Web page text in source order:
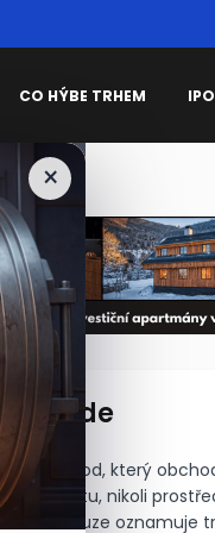
CO HÝBE TRHEM
×
trade
je obchod, který
účtu, nikoli
pouze oznamuje